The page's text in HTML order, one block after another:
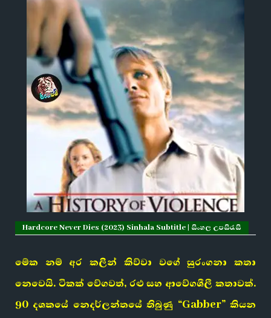
Hardcore Never Dies (2023) Sinhala Subtitle | සිංහල උපසිරැසි
මේක නම් අර කලින් කිව්වා වගේ සුරංගනා කතා
නෙවෙයි. ටිකක් වේගවත්, රළු සහ ආවේගශීලී කතාවක්.
90 දශකයේ නෙදර්ලන්තයේ තිබුණු “Gabber” කියන